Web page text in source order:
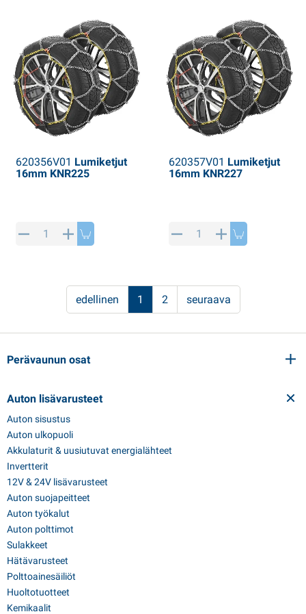
Perävaunun osat
Auton lisävarusteet
Auton sisustus
Auton ulkopuoli
Akkulaturit & uusiutuvat energialähteet
Invertterit
12V & 24V lisävarusteet
Auton suojapeitteet
Auton työkalut
Auton polttimot
Sulakkeet
Hätävarusteet
Polttoainesäiliöt
Huoltotuotteet
Kemikaalit
620356V01 Lumiketjut
16mm KNR225
620357V01 Lumiketjut
16mm KNR227
edellinen 1 2 seuraava